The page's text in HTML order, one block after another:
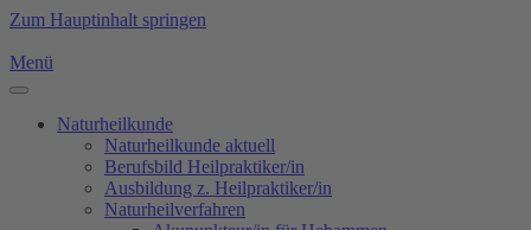
Zum Hauptinhalt springen
Menü
Naturheilkunde
Naturheilkunde aktuell
Berufsbild Heilpraktiker/in
Ausbildung z. Heilpraktiker/in
Naturheilverfahren